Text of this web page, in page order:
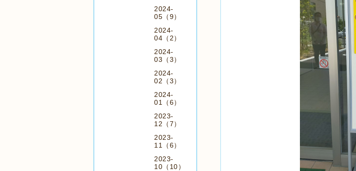
2024-
05（9）
2024-
04（2）
2024-
03（3）
2024-
02（3）
2024-
01（6）
2023-
12（7）
2023-
11（6）
2023-
10（10）